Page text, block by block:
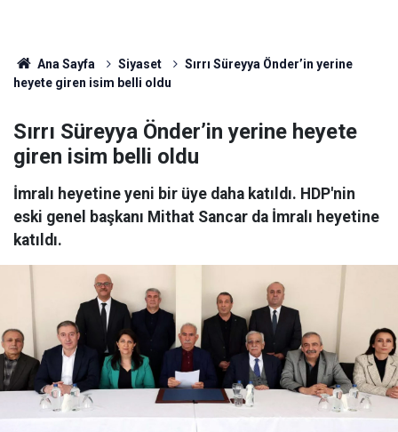
Ana Sayfa Siyaset
Sırrı Süreyya Önder’in yerine
heyete giren isim belli oldu
Sırrı Süreyya Önder’in yerine heyete
giren isim belli oldu
İmralı heyetine yeni bir üye daha katıldı. HDP'nin
eski genel başkanı Mithat Sancar da İmralı heyetine
katıldı.